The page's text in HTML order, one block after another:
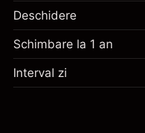
Deschidere
Schimbare la 1 an
Interval zi